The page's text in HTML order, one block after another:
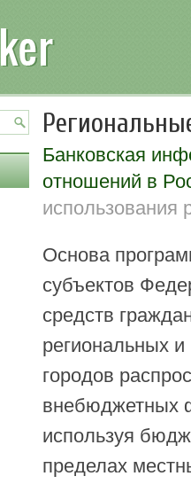
Банковская
отношений в
использования
Основа
субъектов
средств
региональных
городов
внебюджетных
используя
пределах